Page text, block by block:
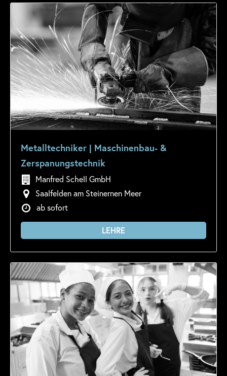
Metalltechniker | Maschinenbau- &
Zerspanungstechnik
Manfred Schell GmbH
Saalfelden am Steinernen Meer
ab sofort
LEHRE